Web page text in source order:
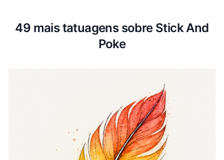
49 mais tatuagens sobre Stick And
Poke